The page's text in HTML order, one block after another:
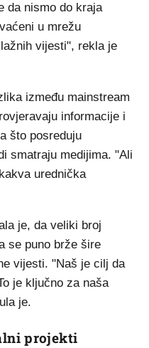
da nismo do kraja
u mrežu
vijesti", rekla je
između mainstream
informacije i
što posreduju
smatraju medijima. "Ali
urednička
je, da veliki broj
se puno brže šire
vijesti. "Naš je cilj da
je ključno za naša
je.
projekti